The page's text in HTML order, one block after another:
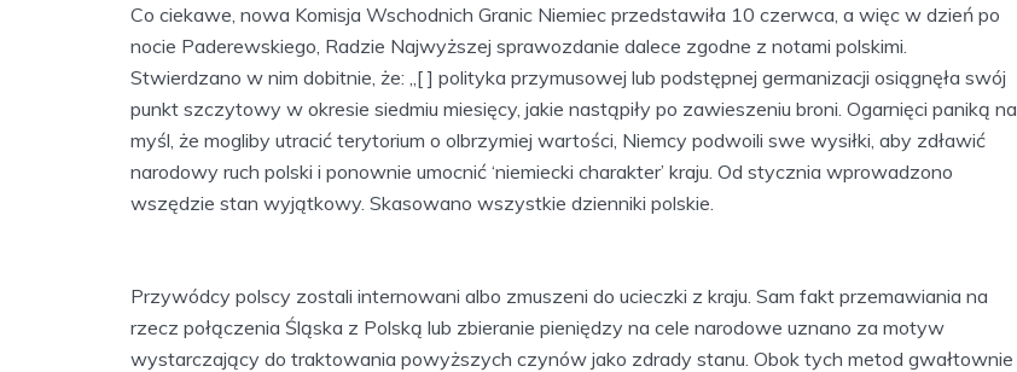
Co ciekawe, nowa Komisja Wschodnich Granic Niemiec przedstawiła 10 czerwca, a więc w dzień po
nocie Paderewskiego, Radzie Najwyższej sprawozdanie dalece zgodne z notami polskimi.
Stwierdzano w nim dobitnie, że: „[ ] polityka przymusowej lub podstępnej germanizacji osiągnęła swój
punkt szczytowy w okresie siedmiu miesięcy, jakie nastąpiły po zawieszeniu broni. Ogarnięci paniką na
myśl, że mogliby utracić terytorium o olbrzymiej wartości, Niemcy podwoili swe wysiłki, aby zdławić
narodowy ruch polski i ponownie umocnić ‘niemiecki charakter’ kraju. Od stycznia wprowadzono
wszędzie stan wyjątkowy. Skasowano wszystkie dzienniki polskie.
Przywódcy polscy zostali internowani albo zmuszeni do ucieczki z kraju. Sam fakt przemawiania na
rzecz połączenia Śląska z Polską lub zbieranie pieniędzy na cele narodowe uznano za motyw
wystarczający do traktowania powyższych czynów jako zdrady stanu. Obok tych metod gwałtownie